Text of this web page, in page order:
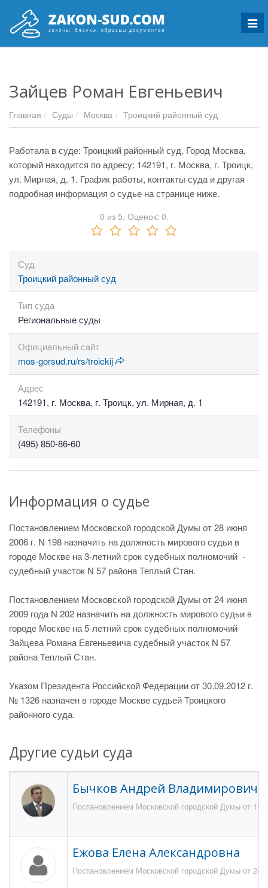
Зайцев Роман Евгеньевич
Главная Суды Москва Троицкий районный суд
Работала в суде: Троицкий районный суд, Город Москва,
который находится по адресу: 142191, г. Москва, г. Троицк,
ул. Мирная, д. 1. График работы, контакты суда и другая
подробная информация о судье на странице ниже.
0 из 5. Оценок: 0.
Суд
Троицкий районный суд
Тип суда
Региональные суды
Официальный сайт
mos-gorsud.ru/rs/troickij
Адрес
142191, г. Москва, г. Троицк, ул. Мирная, д. 1
Телефоны
(495) 850-86-60
Информация о судье
Постановлением Московской городской Думы от 28 июня
2006 г. N 198 назначить на должность мирового судьи в
городе Москве на 3-летний срок судебных полномочий -
судебный участок N 57 района Теплый Стан.
Постановлением Московской городской Думы от 24 июня
2009 года N 202 назначить на должность мирового судьи в
городе Москве на 5-летний срок судебных полномочий
Зайцева Романа Евгеньевича судебный участок N 57
района Теплый Стан.
Указом Президента Российской Федерации от 30.09.2012 г.
№ 1326 назначен в городе Москве судьей Троицкого
районного суда.
Другие судьи суда
Бычков Андрей Владимирович
Постановлением Московской городской Думы от
Ежова Елена Александровна
Постановлением Московской городской Думы от 24